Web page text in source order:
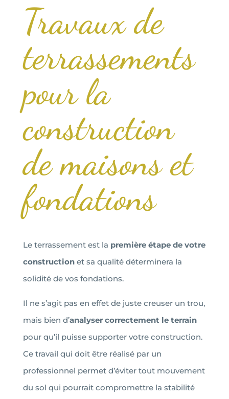
Travaux de
terrassements
pour la
construction
de maisons et
fondations
Le terrassement est la première étape de votre
constructionet sa qualité déterminera la
solidité de vos fondations.
Il ne s’agit pas en effet de juste creuser un trou,
mais bien d’analyser correctement le terrain
pour qu’il puisse supporter votre construction.
Ce travail qui doit être réalisé par un
professionnel permet d’éviter tout mouvement
du sol qui pourrait compromettre la stabilité